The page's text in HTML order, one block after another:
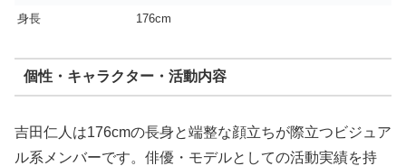
身長
176cm
個性・キャラクター・活動内容
吉田仁人は176cmの長身と端整な顔立ちが際立つビジュア
ル系メンバーです。俳優・モデルとしての活動実績を持